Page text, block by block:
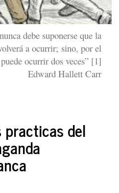
debe suponerse que la
a ocurrir; sino, por el
ocurrir dos veces” [1]
Edward Hallett Carr
del